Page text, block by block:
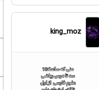
king_moz